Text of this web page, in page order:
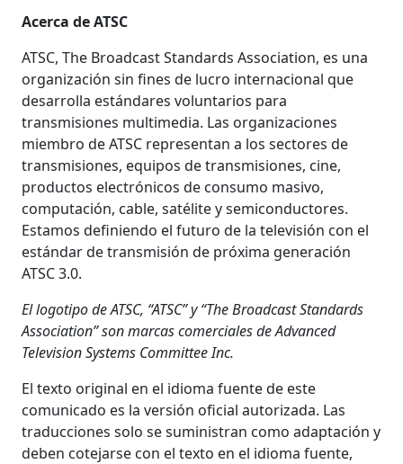
Acerca de ATSC
ATSC, The Broadcast Standards Association, es una
organización sin fines de lucro internacional que
desarrolla estándares voluntarios para
transmisiones multimedia. Las organizaciones
miembro de ATSC representan a los sectores de
transmisiones, equipos de transmisiones, cine,
productos electrónicos de consumo masivo,
computación, cable, satélite y semiconductores.
Estamos definiendo el futuro de la televisión con el
estándar de transmisión de próxima generación
ATSC 3.0.
El logotipo de ATSC, “ATSC” y “The Broadcast Standards
Association” son marcas comerciales de Advanced
Television Systems Committee Inc.
El texto original en el idioma fuente de este
comunicado es la versión oficial autorizada. Las
traducciones solo se suministran como adaptación y
deben cotejarse con el texto en el idioma fuente,